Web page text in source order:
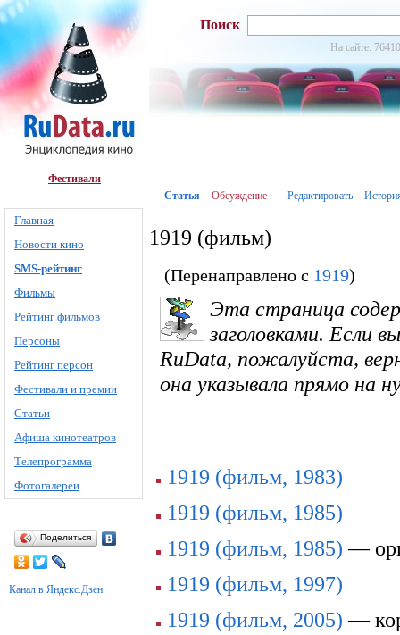
Фестивали
Главная
Новости кино
SMS-рейтинг
Фильмы
Рейтинг фильмов
Персоны
Рейтинг персон
Фестивали и премии
Статьи
Афиша кинотеатров
Телепрограмма
Фотогалереи
Поделиться
Канал в Яндекс.Дзен
Поиск
На сайте:
Статья Обсуждение Редактировать
1919 (фильм)
(Перенаправлено с 1919)
Эта страница
заголовками. Если
RuData, пожалуйста,
она указывала прямо на
1919 (фильм, 1983)
1919 (фильм, 1985)
1919 (фильм, 1985) —
1919 (фильм, 1997)
1919 (фильм, 2005) —